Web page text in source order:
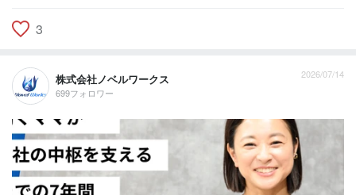
3
株式会社ノベルワークス
699フォロワー
2026/07/14